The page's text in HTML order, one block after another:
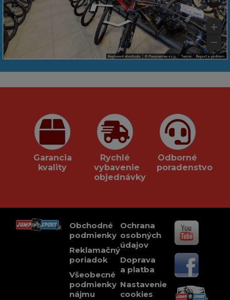
Garancia
kvality
Rychlé
vybavenie
objednávky
Odborné
poradenstvo
Obchodné
podmienky
Reklamačný
poriadok
Všeobecné
podmienky
nájmu
Ochrana
osobných
údajov
Doprava
a platba
Nastavenie
cookies